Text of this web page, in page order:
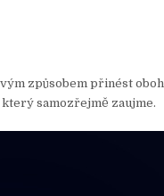
způsobem přinést
samozřejmě zaujme.